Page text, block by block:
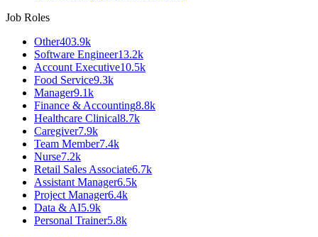
Job Roles
Other403.9k
Software Engineer13.2k
Account Executive10.5k
Food Service9.3k
Manager9.1k
Finance & Accounting8.8k
Healthcare Clinical8.7k
Caregiver7.9k
Team Member7.4k
Nurse7.2k
Retail Sales Associate6.7k
Assistant Manager6.5k
Project Manager6.4k
Data & AI5.9k
Personal Trainer5.8k